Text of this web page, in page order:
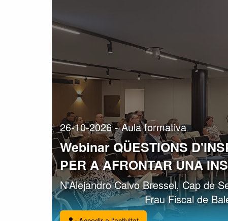
26-10-2026 - Aula formativa
Webinar QÜESTIONS
PER A AFRONTAR UNA
N'Alejandro Calvo Bressel, Cap de
Frau Fiscal de